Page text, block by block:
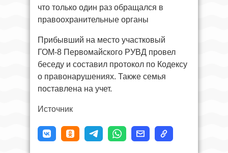
что только один раз обращался в
правоохранительные органы
Прибывший на место участковый
ГОМ-8 Первомайского РУВД провел
беседу и составил протокол по Кодексу
о правонарушениях. Также семья
поставлена на учет.
Источник